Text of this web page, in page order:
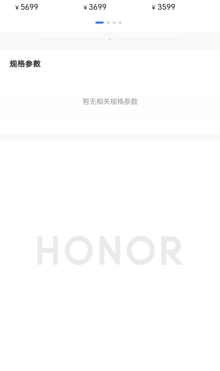
￥ 5699 ￥ 3699 ￥ 3599
规格参数
暂无相关规格参数